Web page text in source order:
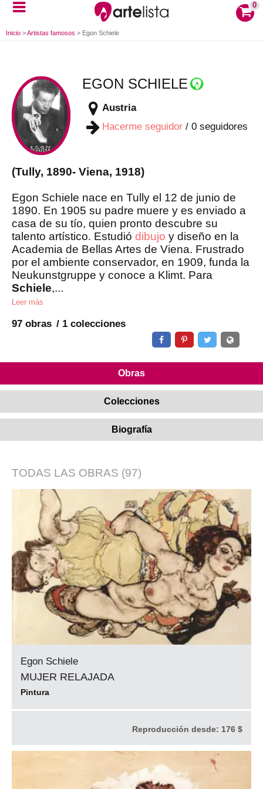
0
Inicio >Artistas famosos > Egon Schiele
EGON SCHIELE
Austria
Hacerme seguidor / 0 seguidores
(Tully, 1890- Viena, 1918)
Egon Schiele nace en Tully el 12 de junio de
1890. En 1905 su padre muere y es enviado a
casa de su tío, quien pronto descubre su
talento artístico. Estudió dibujo y diseño en la
Academia de Bellas Artes de Viena. Frustrado
por el ambiente conservador, en 1909, funda la
Neukunstgruppe y conoce a Klimt. Para
Schiele,...
Leer más
97 obras 1 colecciones
Obras
Colecciones
Biografía
TODAS LAS OBRAS (97)
Egon Schiele
MUJER RELAJADA
Pintura
Reproducción desde: 176 $